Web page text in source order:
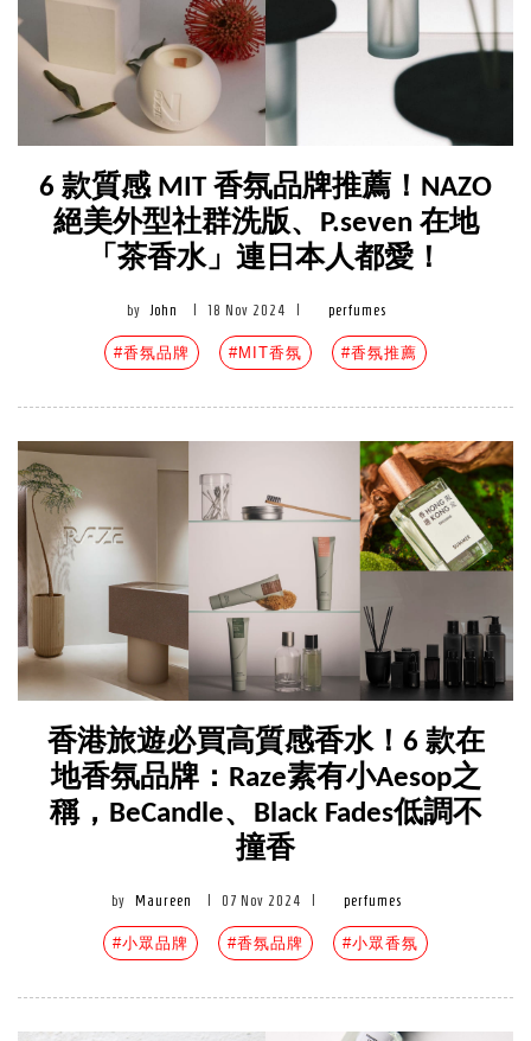
6 款質感 MIT 香氛品牌推薦！NAZO
絕美外型社群洗版、P.seven 在地
「茶香水」連日本人都愛！
by John 18 Nov 2024 perfumes
#香氛品牌 #MIT香氛 #香氛推薦
香港旅遊必買高質感香水！6 款在
地香氛品牌：Raze素有小Aesop之
稱，BeCandle、Black Fades低調不
撞香
by Maureen 07 Nov 2024 perfumes
#小眾品牌 #香氛品牌 #小眾香氛